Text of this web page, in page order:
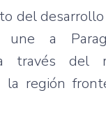
del
une a
través del
la región